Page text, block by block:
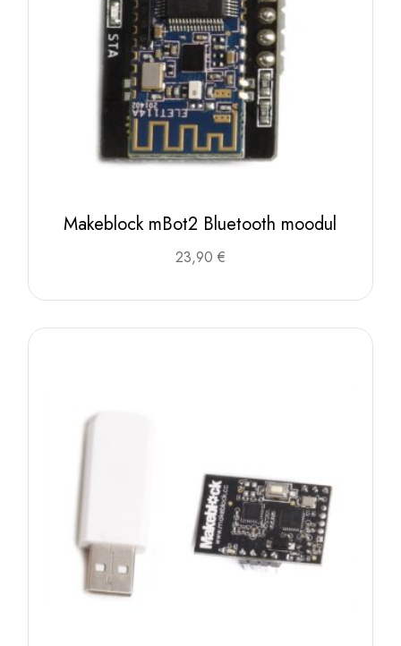
Makeblock mBot2 Bluetooth moodul
23,90 €